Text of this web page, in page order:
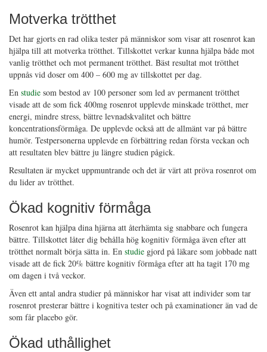
Motverka trötthet
Det har gjorts en rad olika tester på människor som visar att rosenrot kan
hjälpa till att motverka trötthet. Tillskottet verkar kunna hjälpa både mot
vanlig trötthet och mot permanent trötthet. Bäst resultat mot trötthet
uppnås vid doser om 400 – 600 mg av tillskottet per dag.
En studie som bestod av 100 personer som led av permanent trötthet
visade att de som fick 400mg rosenrot upplevde minskade trötthet, mer
energi, mindre stress, bättre levnadskvalitet och bättre
koncentrationsförmåga. De upplevde också att de allmänt var på bättre
humör. Testpersonerna upplevde en förbättring redan första veckan och
att resultaten blev bättre ju längre studien pågick.
Resultaten är mycket uppmuntrande och det är värt att pröva rosenrot om
du lider av trötthet.
Ökad kognitiv förmåga
Rosenrot kan hjälpa dina hjärna att återhämta sig snabbare och fungera
bättre. Tillskottet låter dig behålla hög kognitiv förmåga även efter att
trötthet normalt börja sätta in. En studie gjord på läkare som jobbade natt
visade att de fick 20% bättre kognitiv förmåga efter att ha tagit 170 mg
om dagen i två veckor.
Även ett antal andra studier på människor har visat att individer som tar
rosenrot presterar bättre i kognitiva tester och på examinationer än vad de
som får placebo gör.
Ökad uthållighet